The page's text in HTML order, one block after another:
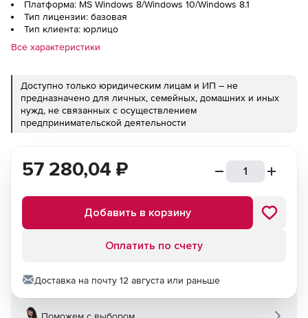
Платформа: MS Windows 8/Windows 10/Windows 8.1
Тип лицензии: базовая
Тип клиента: юрлицо
Все характеристики
Доступно только юридическим лицам и ИП – не
предназначено для личных, семейных, домашних и иных
нужд, не связанных с осуществлением
предпринимательской деятельности
57 280,04 ₽
Добавить в корзину
Оплатить по счету
Доставка на почту 12 августа или раньше